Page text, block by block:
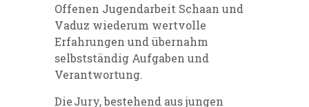
Offenen Jugendarbeit Schaan und
Vaduz wiederum wertvolle
Erfahrungen und übernahm
selbstständig Aufgaben und
Verantwortung.
Die Jury, bestehend aus jungen